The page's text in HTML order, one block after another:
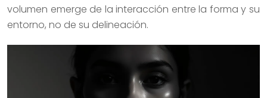
volumen emerge de la interacción entre la forma y su
entorno, no de su delineación.